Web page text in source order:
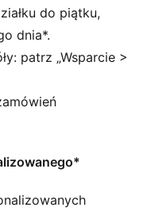
wewnętrzna
dzięki bardzo
rzep
do piątku,
dnia*.
patrz „Wsparcie >